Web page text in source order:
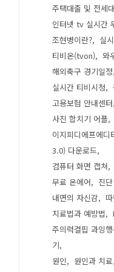
주택대출 및 전세
인터넷 tv 실시간
조현병이란?
실
티비온(tvon)
와
해외축구 경기일정
실시간 티비시청
고용보험 안내센터
사진 합치기 어플
이지피디에프에
3.0) 다운로드
컴퓨터 화면 캡쳐
무료 온에어
진
내면의 자신감
치료법과 예방법
주의력결핍 과잉
기
원인
원인과 치료